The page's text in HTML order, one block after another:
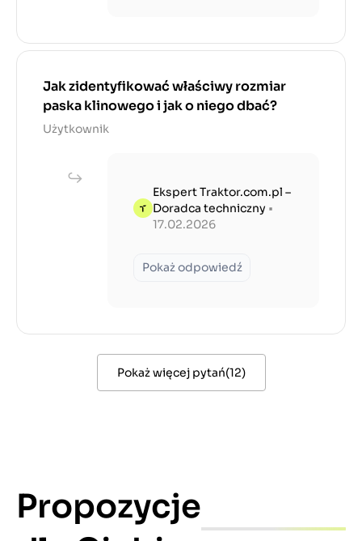
Jak zidentyfikować właściwy rozmiar
paska klinowego i jak o niego dbać?
Użytkownik
Ekspert Traktor.com.pl –
Doradca techniczny •
17.02.2026
Pokaż odpowiedź
Pokaż więcej pytań(12)
Propozycje